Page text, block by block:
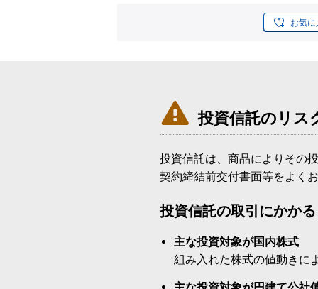
お気
 投資信託のリス
投資信託は、商品によりその
契約締結前交付書面等をよく
投資信託の取引にかか
主な投資対象が国内株式
組み入れた株式の値動きに